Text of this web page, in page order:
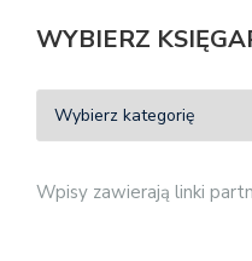
WYBIERZ
Wpisy zawierają linki